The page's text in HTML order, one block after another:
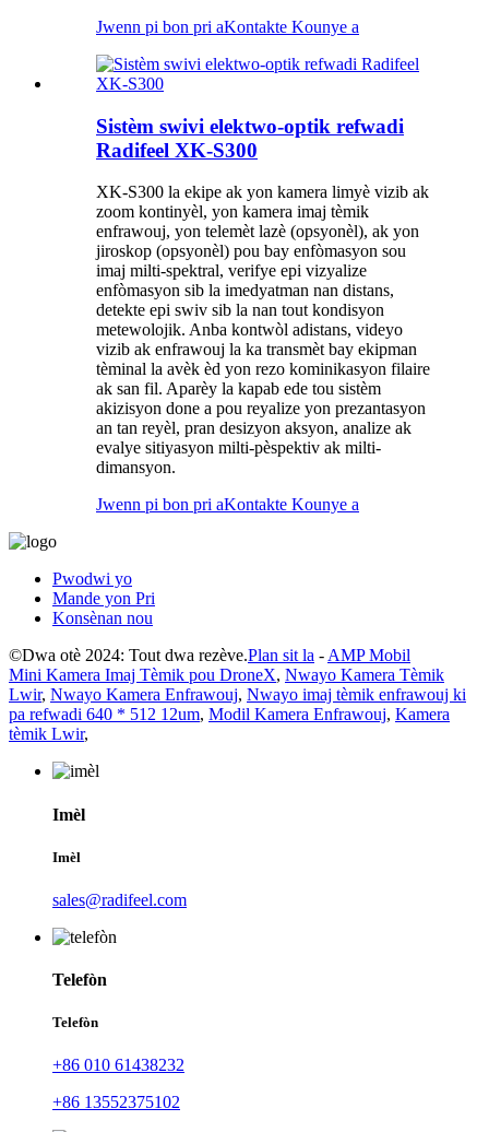
Jwenn pi bon pri aKontakte Kounye a
Sistèm swivi elektwo-optik refwadi
Radifeel XK-S300
XK-S300 la ekipe ak yon kamera limyè vizib ak
zoom kontinyèl, yon kamera imaj tèmik
enfrawouj, yon telemèt lazè (opsyonèl), ak yon
jiroskop (opsyonèl) pou bay enfòmasyon sou
imaj milti-spektral, verifye epi vizyalize
enfòmasyon sib la imedyatman nan distans,
detekte epi swiv sib la nan tout kondisyon
metewolojik. Anba kontwòl adistans, videyo
vizib ak enfrawouj la ka transmèt bay ekipman
tèminal la avèk èd yon rezo kominikasyon filaire
ak san fil. Aparèy la kapab ede tou sistèm
akizisyon done a pou reyalize yon prezantasyon
an tan reyèl, pran desizyon aksyon, analize ak
evalye sitiyasyon milti-pèspektiv ak milti-
dimansyon.
Jwenn pi bon pri aKontakte Kounye a
Pwodwi yo
Mande yon Pri
Konsènan nou
©Dwa otè 2024: Tout dwa rezève.Plan sit la - AMP Mobil
Mini Kamera Imaj Tèmik pou DroneX, Nwayo Kamera Tèmik
Lwir, Nwayo Kamera Enfrawouj, Nwayo imaj tèmik enfrawouj ki
pa refwadi 640 * 512 12um, Modil Kamera Enfrawouj, Kamera
tèmik Lwir,
Imèl
Imèl
sales@radifeel.com
Telefòn
Telefòn
+86 010 61438232
+86 13552375102